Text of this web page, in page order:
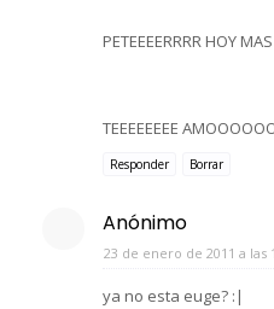
PETEEEERRRR HOY
TEEEEEEEE
Responder Borrar
Anónimo
23 de enero de 2011 a las
ya no esta euge? :|